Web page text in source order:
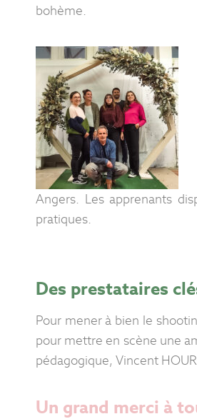
bohème.
Angers. Les apprenants
pratiques.
Des prestataires
Pour mener à bien le
pour mettre en scène une
pédagogique, Vincent
Un grand merci à